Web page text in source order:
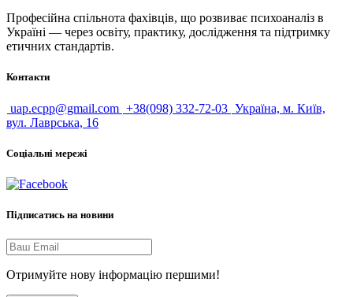
Професійна спільнота фахівців, що розвиває психоаналіз в
Україні — через освіту, практику, дослідження та підтримку
етичних стандартів.
Контакти
uap.ecpp@gmail.com +38(098) 332-72-03 Україна, м. Київ,
вул. Лаврська, 16
Соціальні мережі
Підписатись на новини
Отримуйте нову інформацію першими!